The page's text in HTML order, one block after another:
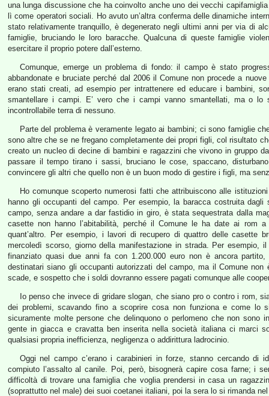
una lunga discussione che ha coinvolto anche uno dei vecchi
lì come operatori sociali. Ho avuto un’altra conferma delle dinamiche
stato relativamente tranquillo, è degenerato negli ultimi anni per via di
famiglie, bruciando le loro baracche. Qualcuna di queste famiglie
esercitare il proprio potere dall’esterno.
Comunque, emerge un problema di fondo: il campo è stato
abbandonate e bruciate perché dal 2006 il Comune non procede a
erano stati creati, ad esempio per intrattenere ed educare i bambini,
smantellare i campi. E’ vero che i campi vanno smantellati, ma o lo
incontrollabile terra di nessuno.
Parte del problema è veramente legato ai bambini; ci sono famiglie
sono altre che se ne fregano completamente dei propri figli, col risultato
creato un nucleo di decine di bambini e ragazzini che vivono in gruppo
passare il tempo tirano i sassi, bruciano le cose, spaccano,
convincere gli altri che quello non è un buon modo di gestire i figli, ma
Ho comunque scoperto numerosi fatti che attribuiscono alle
hanno gli occupanti del campo. Per esempio, la baracca costruita
campo, senza andare a dar fastidio in giro, è stata sequestrata dalla
casette non hanno l’abitabilità, perché il Comune le ha date ai rom
quant’altro. Per esempio, i lavori di recupero di quattro delle casette
mercoledì scorso, giorno della manifestazione in strada. Per esempio,
finanziato quasi due anni fa con 1.200.000 euro non è ancora
destinatari siano gli occupanti autorizzati del campo, ma il Comune
scade, e sospetto che i soldi dovranno essere pagati comunque alle
Io penso che invece di gridare slogan, che siano pro o contro i rom,
dei problemi, scavando fino a scoprire cosa non funziona e come
sicuramente molte persone che delinquono o perlomeno che non
gente in giacca e cravatta ben inserita nella società italiana ci marci
qualsiasi propria inefficienza, negligenza o addirittura ladrocinio.
Oggi nel campo c’erano i carabinieri in forze, stanno cercando di
compiuto l’assalto al canile. Poi, però, bisognerà capire cosa farne; i
difficoltà di trovare una famiglia che voglia prendersi in casa un
(soprattutto nel male) dei suoi coetanei italiani, poi la sera lo si rimanda